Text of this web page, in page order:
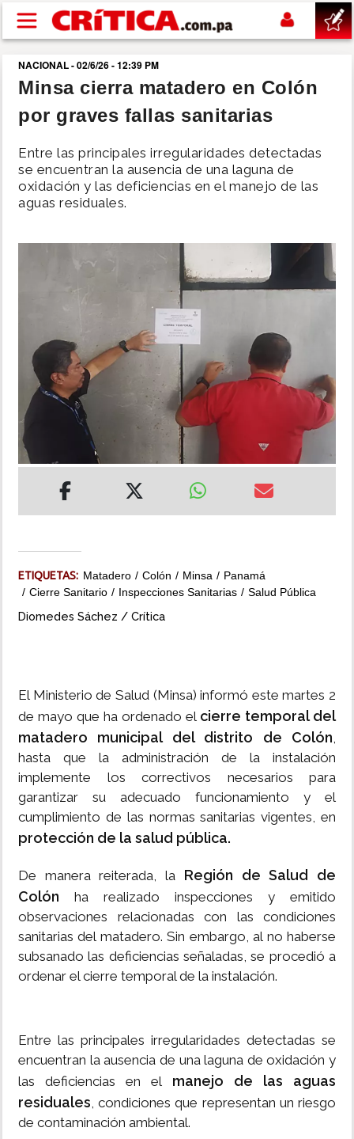
Pasar al contenido principal
buscar
SUCESOS
NACIONAL
POLÍTICA
DEPORTES
MUNDO
INSÓLITAS
NACIONAL - 02/6/26 - 12:39 PM
Minsa cierra matadero en Colón
por graves fallas sanitarias
Entre las principales irregularidades detectadas
se encuentran la ausencia de una laguna de
oxidación y las deficiencias en el manejo de las
aguas residuales.
ETIQUETAS: Matadero Colón Minsa
Panamá
Cierre Sanitario
Inspecciones Sanitarias Salud Pública
Diomedes Sáchez / Crítica
El Ministerio de Salud (Minsa) informó este martes 2
de mayo que ha ordenado el cierre temporal del
matadero municipal del distrito de Colón,
hasta que la administración de la instalación
implemente los correctivos necesarios para
garantizar su adecuado funcionamiento y el
cumplimiento de las normas sanitarias vigentes, en
protección de la salud pública.
De manera reiterada, la Región de Salud de
Colón ha realizado inspecciones y emitido
observaciones relacionadas con las condiciones
sanitarias del matadero. Sin embargo, al no haberse
subsanado las deficiencias señaladas, se procedió a
ordenar el cierre temporal de la instalación.
Entre las principales irregularidades detectadas se
encuentran la ausencia de una laguna de oxidación y
las deficiencias en el manejo de las aguas
residuales, condiciones que representan un riesgo
de contaminación ambiental.